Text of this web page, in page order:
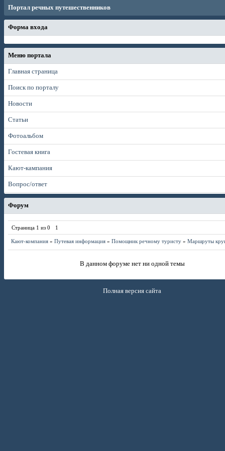
Портал речных путешественников
Форма входа
Меню портала
Главная страница
Поиск по порталу
Новости
Статьи
Фотоальбом
Гостевая книга
Кают-кампания
Вопрос/ответ
Форум
Страница 1 из 0 1
Кают-компания » Путевая информация » Помощник речному туристу » Маршруты
В данном форуме нет ни одной темы
Полная версия сайта